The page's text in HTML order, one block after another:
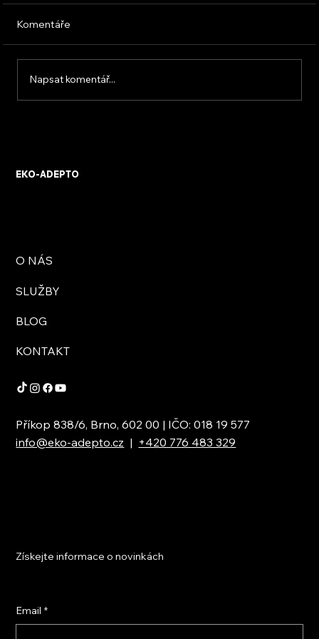
Komentáře
Napsat komentář...
EKO-ADEPTO
O NÁS
SLUŽBY
BLOG
KONTAKT
Příkop 838/6, Brno, 602 00 | IČO: 018 19 577
info@eko-adepto.cz | +420 776 483 329
Získejte informace o novinkách
Email *